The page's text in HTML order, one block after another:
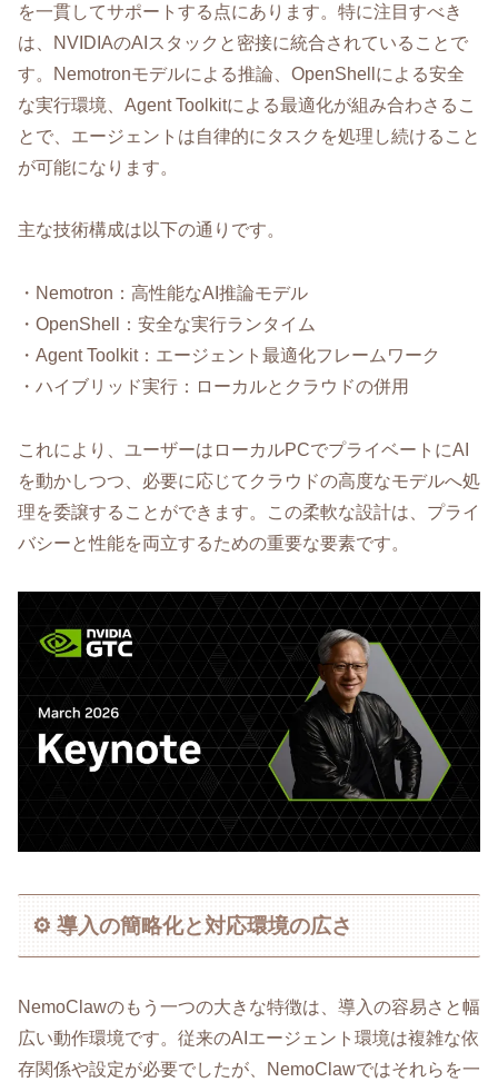
を一貫してサポートする点にあります。特に注目すべき
は、NVIDIAのAIスタックと密接に統合されていることで
す。Nemotronモデルによる推論、OpenShellによる安全
な実行環境、Agent Toolkitによる最適化が組み合わさるこ
とで、エージェントは自律的にタスクを処理し続けること
が可能になります。
主な技術構成は以下の通りです。
・Nemotron：高性能なAI推論モデル
・OpenShell：安全な実行ランタイム
・Agent Toolkit：エージェント最適化フレームワーク
・ハイブリッド実行：ローカルとクラウドの併用
これにより、ユーザーはローカルPCでプライベートにAI
を動かしつつ、必要に応じてクラウドの高度なモデルへ処
理を委譲することができます。この柔軟な設計は、プライ
バシーと性能を両立するための重要な要素です。
⚙️ 導入の簡略化と対応環境の広さ
NemoClawのもう一つの大きな特徴は、導入の容易さと幅
広い動作環境です。従来のAIエージェント環境は複雑な依
存関係や設定が必要でしたが、NemoClawではそれらを一